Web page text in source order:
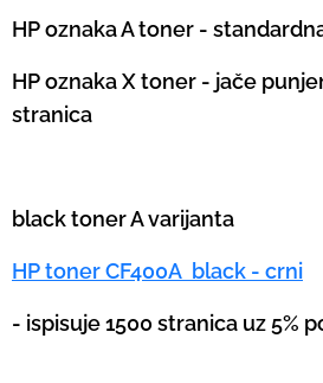
HP oznaka A toner -
HP oznaka X toner - jače
stranica
black toner A varijanta
HP toner CF400A black - crni
- ispisuje 1500 stranica uz 5%